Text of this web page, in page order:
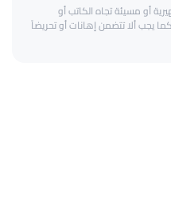
أو مسيئة تجاه الكاتب أو
يجب ألا تتضمن إهانات أو تحريضاً